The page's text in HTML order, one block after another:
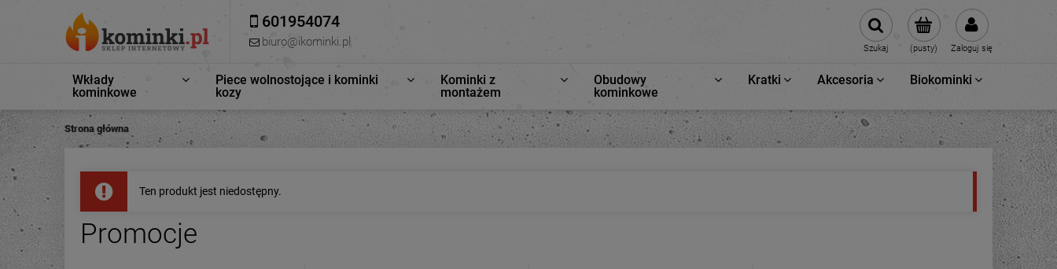
601954074
biuro@ikominki.pl (pusty) Zaloguj się
Szukaj
Wkłady
kominkowe
Piece wolnostojące i kominki
kozy
Kominki z
montażem
Obudowy
kominkowe
Kratki Akcesoria Biokominki
Strona główna
Ten produkt jest niedostępny.
Promocje